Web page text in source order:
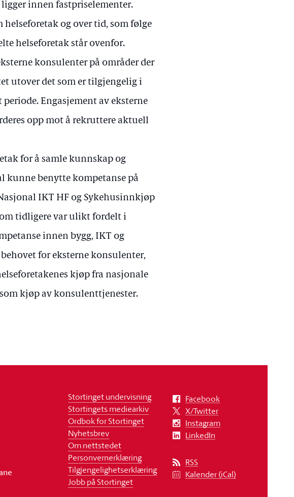
innen fastpriselementer.
og over tid, som følge
helseforetak står ovenfor.
konsulenter på områder der
utover det som er tilgjengelig i
Engasjement av eksterne
opp mot å rekruttere aktuell
for å samle kunnskap og
kunne benytte kompetanse på
IKT HF og Sykehusinnkjøp
tidligere var ulikt fordelt i
innen bygg, IKT og
for eksterne konsulenter,
kjøp fra nasjonale
kjøp av konsulenttjenester.
Stortinget undervisning
Stortingets mediearkiv
Ordbok for Stortinget
Nyhetsbrev
Om nettstedet
Personvernerklæring
Tilgjengelighetserklæring
Jobb på Stortinget
Facebook
X/Twitter
Instagram
LinkedIn
RSS
Kalender (iCal)